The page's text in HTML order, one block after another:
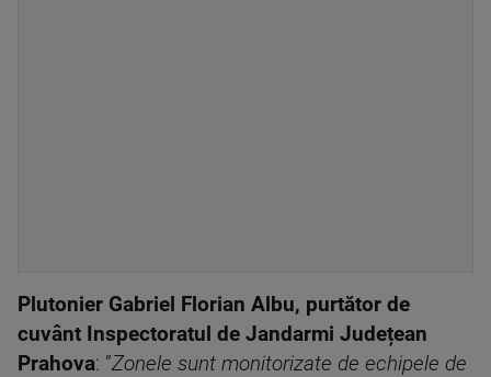
Plutonier Gabriel Florian Albu, purtător de
cuvânt Inspectoratul de Jandarmi Județean
Prahova: ”Zonele sunt monitorizate de echipele de